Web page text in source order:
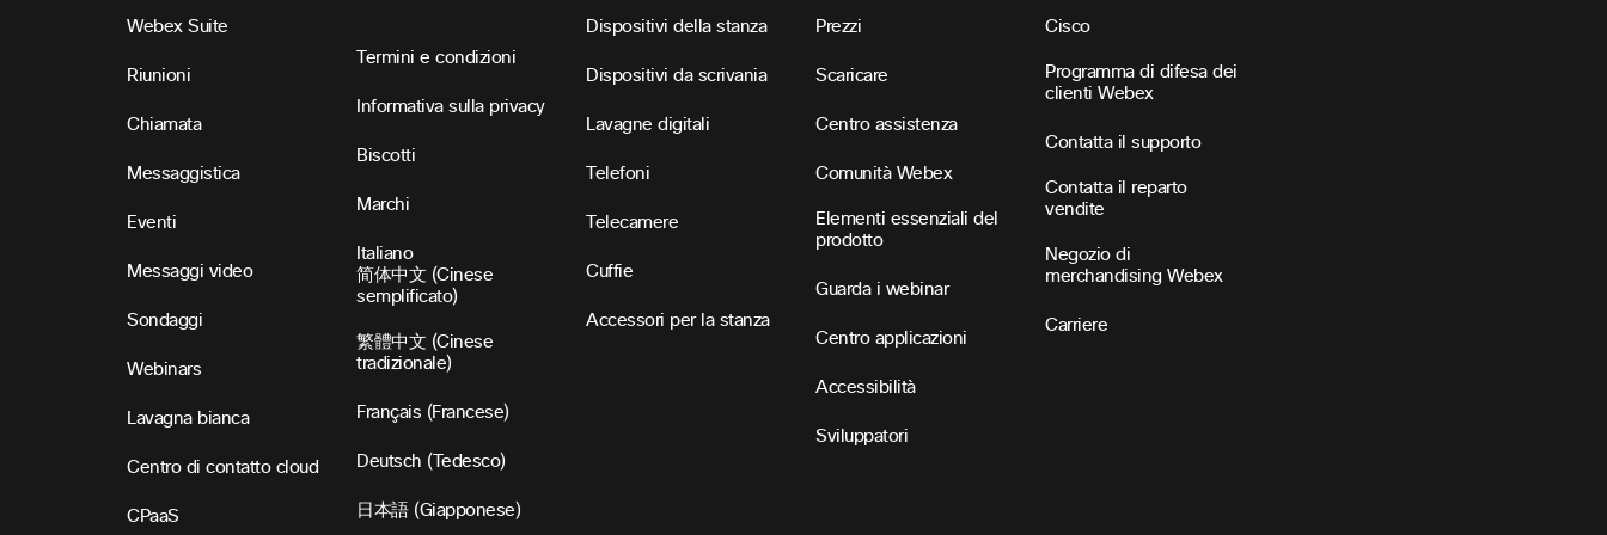
Webex Suite
Riunioni
Chiamata
Messaggistica
Eventi
Messaggi video
Sondaggi
Webinars
Lavagna bianca
Centro di contatto cloud
CPaaS
Termini e condizioni
Informativa sulla privacy
Biscotti
Marchi
Italiano
简体中文 (Cinese
semplificato)
繁體中文 (Cinese
tradizionale)
Français (Francese)
Deutsch (Tedesco)
日本語 (Giapponese)
Dispositivi della stanza
Dispositivi da scrivania
Lavagne digitali
Telefoni
Telecamere
Cuffie
Accessori per la stanza
Prezzi
Scaricare
Centro assistenza
Comunità Webex
Elementi essenziali del
prodotto
Guarda i webinar
Centro applicazioni
Accessibilità
Sviluppatori
Cisco
Programma di difesa dei
clienti Webex
Contatta il supporto
Contatta il reparto
vendite
Negozio di
merchandising Webex
Carriere